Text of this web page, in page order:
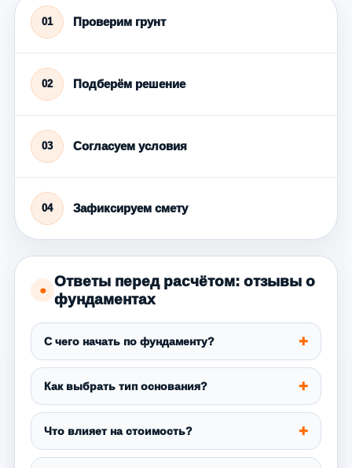
01 Проверим грунт
02 Подберём решение
03 Согласуем условия
04 Зафиксируем смету
●
Ответы перед расчётом: отзывы о
фундаментах
С чего начать по фундаменту?
Как выбрать тип основания?
Что влияет на стоимость?